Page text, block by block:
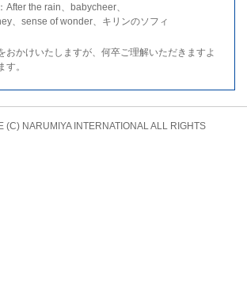
After the rain、babycheer、
、sense of wonder、キリンのソフィ
おかけいたしますが、何卒ご理解いただきますよ
す。